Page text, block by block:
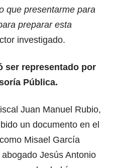
que presentarme para
preparar esta
investigado.
ser representado por
Pública.
Juan Manuel Rubio,
un documento en el
Misael García
Jesús Antonio